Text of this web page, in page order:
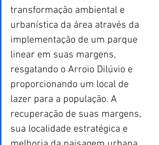
transformação ambiental e
urbanística da área através da
implementação de um parque
linear em suas margens,
resgatando o Arroio Dilúvio e
proporcionando um local de
lazer para a população. A
recuperação de suas margens,
sua localidade estratégica e